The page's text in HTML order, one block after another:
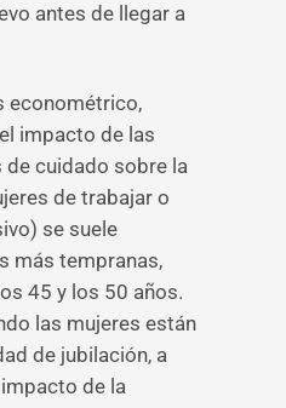
antes de llegar a
econométrico,
impacto de las
cuidado sobre la
de trabajar o
se suele
más tempranas,
45 y los 50 años.
las mujeres están
de jubilación, a
de la